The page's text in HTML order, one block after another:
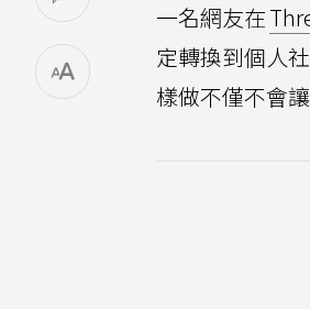
一名網友在
定轉換到個人
樣做不僅不會